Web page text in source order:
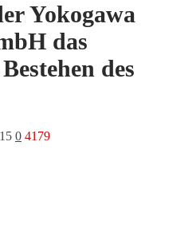
Yokogawa
das
des
0 4179